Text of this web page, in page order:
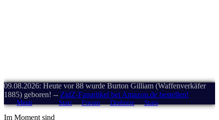
09.08.2026: Heute vor 88 wurde Burton Gilliam (Waffenverkäfer
1885) geboren! -- ZidZ-Fanartikel bei Amazon.de bestellen!
Menü Start Forum Drehorte Stars
Im Moment sind